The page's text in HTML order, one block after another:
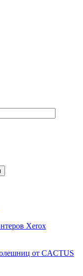
Xerox
от CACTUS